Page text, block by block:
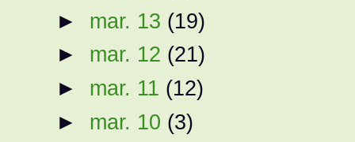
► mar. 13 (19)
► mar. 12 (21)
► mar. 11 (12)
► mar. 10 (3)